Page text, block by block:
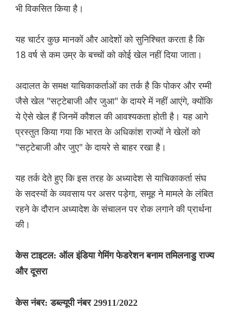
भी विकसित किया है।
यह चार्टर कुछ मानकों और आदेशों को सुनिश्चित करता है कि
18 वर्ष से कम उम्र के बच्चों को कोई खेल नहीं दिया जाता।
अदालत के समक्ष याचिकाकर्ताओं का तर्क है कि पोकर और रम्मी
जैसे खेल "सट्टेबाजी और जुआ" के दायरे में नहीं आएंगे, क्योंकि
ये ऐसे खेल हैं जिनमें कौशल की आवश्यकता होती है। यह आगे
प्रस्तुत किया गया कि भारत के अधिकांश राज्यों ने खेलों को
"सट्टेबाजी और जुए" के दायरे से बाहर रखा है।
यह तर्क देते हुए कि इस तरह के अध्यादेश से याचिकाकर्ता संघ
के सदस्यों के व्यवसाय पर असर पड़ेगा, समूह ने मामले के लंबित
रहने के दौरान अध्यादेश के संचालन पर रोक लगाने की प्रार्थना
की।
केस टाइटल: ऑल इंडिया गेमिंग फेडरेशन बनाम तमिलनाडु राज्य
और दूसरा
केस नंबर: डब्ल्यूपी नंबर 29911/2022